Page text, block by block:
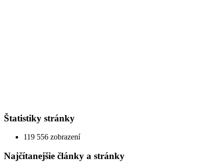
Štatistiky stránky
119 556 zobrazení
Najčítanejšie články a stránky